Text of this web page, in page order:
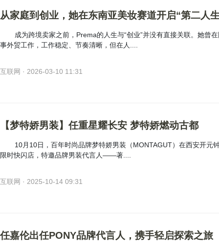
从家庭到创业，她在东南亚美妆赛道开启“第二人
成为跨境卖家之前，Prema的人生与“创业”并没有直接关联。她曾
事外贸工作，工作稳定、节奏清晰，但在人....
互联网 · 2026-03-10 11:31
【梦特娇男装】任重星耀长安 梦特娇燃动古都
10月10日，百年时尚品牌梦特娇男装（MONTAGUT）在西安开元
限时快闪店，特邀品牌男装代言人——著....
互联网 · 2025-10-14 09:31
任嘉伦出任PONY品牌代言人，携手轻启探索之旅